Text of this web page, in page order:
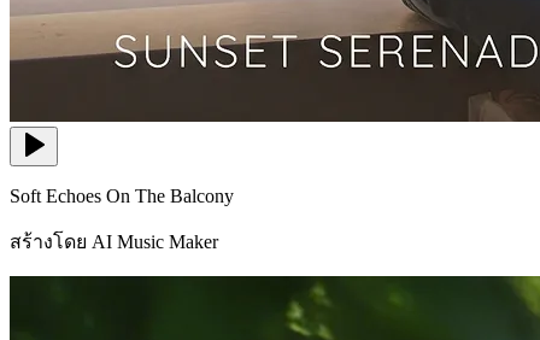
Soft Echoes On The Balcony
สร้างโดย AI Music Maker